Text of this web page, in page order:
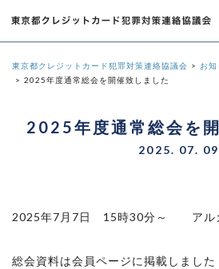
東京都クレジットカード犯罪対策連絡協議会
お知
2025年度通常総会を開催致しました
2025年度通常総会を
2025. 07. 09
2025年7月7日 15時30分～ アル
総会資料は会員ページに掲載しました